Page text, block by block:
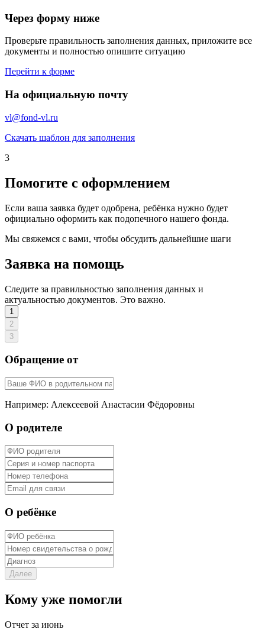
Через форму ниже
Проверьте правильность заполнения данных, приложите все
документы и полностью опишите ситуацию
Перейти к форме
На официальную почту
vl@fond-vl.ru
Скачать шаблон для заполнения
3
Помогите с оформлением
Если ваша заявка будет одобрена, ребёнка нужно будет
официально оформить как подопечного нашего фонда.
Мы свяжемся с вами, чтобы обсудить дальнейшие шаги
Заявка на помощь
Следите за правильностью заполнения данных и
актуальностью документов. Это важно.
1
2
3
Обращение от
Например: Алексеевой Анастасии Фёдоровны
О родителе
О ребёнке
Далее
Кому уже помогли
Отчет за июнь